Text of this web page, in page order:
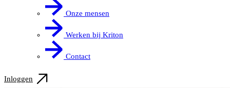
Onze mensen
Werken bij Kriton
Contact
Inloggen